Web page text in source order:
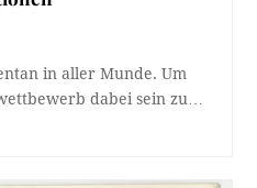
in aller Munde. Um
dabei sein zu…